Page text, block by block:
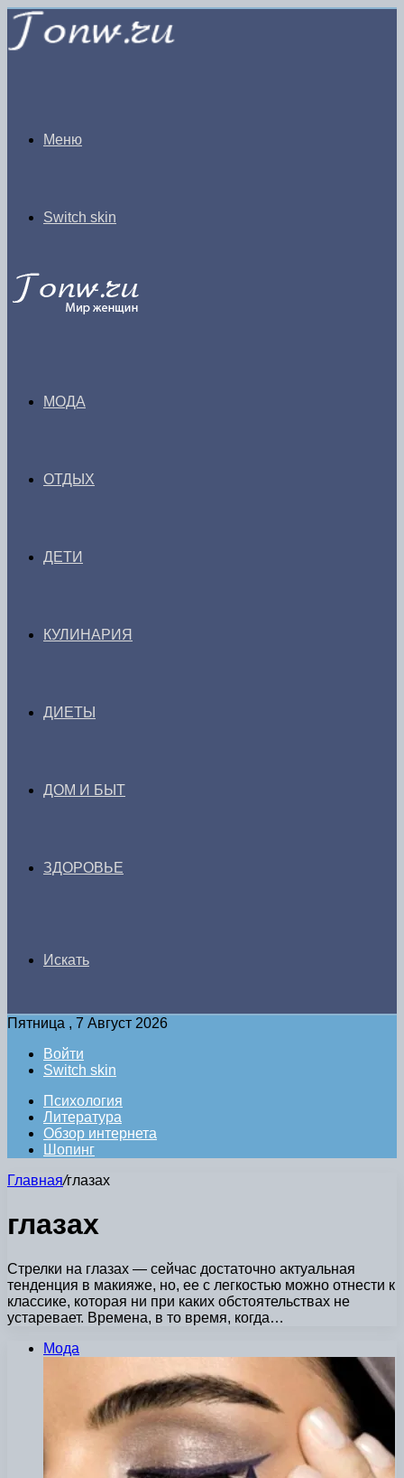
Меню
Switch skin
МОДА
ОТДЫХ
ДЕТИ
КУЛИНАРИЯ
ДИЕТЫ
ДОМ И БЫТ
ЗДОРОВЬЕ
Искать
Пятница , 7 Август 2026
Войти
Switch skin
Психология
Литература
Обзор интернета
Шопинг
Главная/глазах
глазах
Стрелки на глазах — сейчас достаточно актуальная
тенденция в макияже, но, ее с легкостью можно отнести к
классике, которая ни при каких обстоятельствах не
устаревает. Времена, в то время, когда…
Мода